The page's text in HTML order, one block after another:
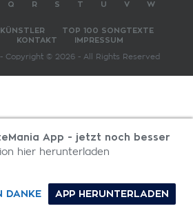
Q R S T U V
W
TOP 100 SONGTEXTE
KONTAKT IMPRESSUM
Copyright © 2026 - All Rights Reserved
App - jetzt noch besser
hier herunterladen
APP HERUNTERLADEN
DANKE